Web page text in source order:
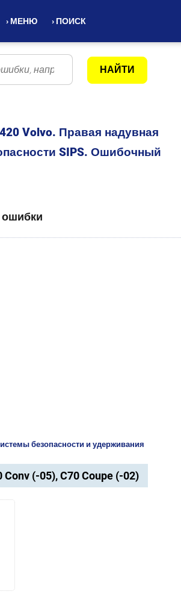
› МЕНЮ › ПОИСК
Volvo. Правая надувная
SIPS. Ошибочный
безопасности и удерживания
(-05), C70 Coupe (-02)